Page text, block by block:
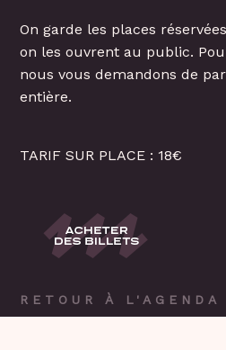
On garde les places
on les ouvrent au public.
nous vous demandons de
entière.
TARIF SUR PLACE : 18€
RETOUR À L'AGENDA